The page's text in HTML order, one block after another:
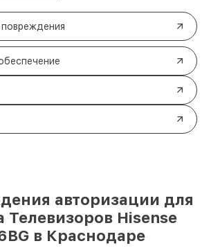
авторизации для
Телевизоров Hisense
в Краснодаре